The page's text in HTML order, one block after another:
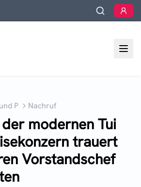
P Nachruf
modernen Tui
trauert
Vorstandschef